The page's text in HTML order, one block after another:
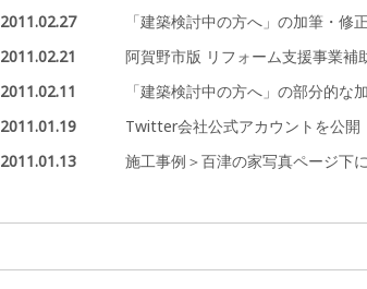
2011.02.27
「建築検討中の方へ」の加筆・修正
2011.02.21
阿賀野市版 リフォーム支援事業補
2011.02.11
「建築検討中の方へ」の部分的な
2011.01.19
Twitter会社公式アカウントを公開
2011.01.13
施工事例＞百津の家写真ページ下